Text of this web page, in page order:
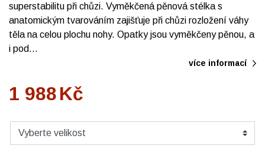
superstabilitu při chůzi. Vyměkčená pěnová stélka s
anatomickým tvarováním zajišťuje při chůzi rozložení váhy
těla na celou plochu nohy. Opatky jsou vyměkčeny pěnou, a
i pod…
více informací
1 988Kč